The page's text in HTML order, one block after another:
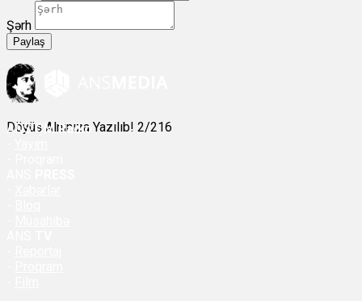
Şərh
Paylaş
Döyüş Alnınıza Yazılıb! 2/216
ANSÇM Radio